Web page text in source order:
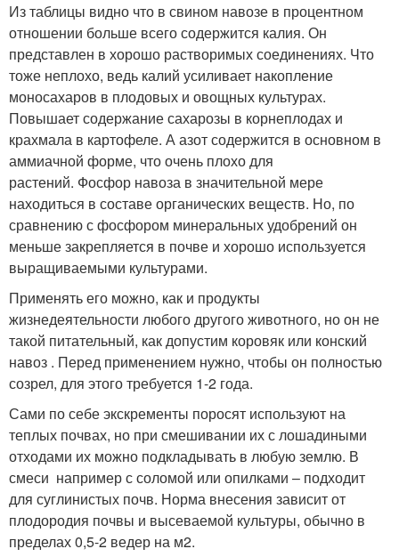
Из таблицы видно что в свином навозе в процентном
отношении больше всего содержится калия. Он
представлен в хорошо растворимых соединениях. Что
тоже неплохо, ведь калий усиливает накопление
моносахаров в плодовых и овощных культурах.
Повышает содержание сахарозы в корнеплодах и
крахмала в картофеле. А азот содержится в основном в
аммиачной форме, что очень плохо для
растений. Фосфор навоза в значительной мере
находиться в составе органических веществ. Но, по
сравнению с фосфором минеральных удобрений он
меньше закрепляется в почве и хорошо используется
выращиваемыми культурами.
Применять его можно, как и продукты
жизнедеятельности любого другого животного, но он не
такой питательный, как допустим коровяк или конский
навоз . Перед применением нужно, чтобы он полностью
созрел, для этого требуется 1-2 года.
Сами по себе экскременты поросят используют на
теплых почвах, но при смешивании их с лошадиными
отходами их можно подкладывать в любую землю. В
смеси например с соломой или опилками – подходит
для суглинистых почв. Норма внесения зависит от
плодородия почвы и высеваемой культуры, обычно в
пределах 0,5-2 ведер на м2.